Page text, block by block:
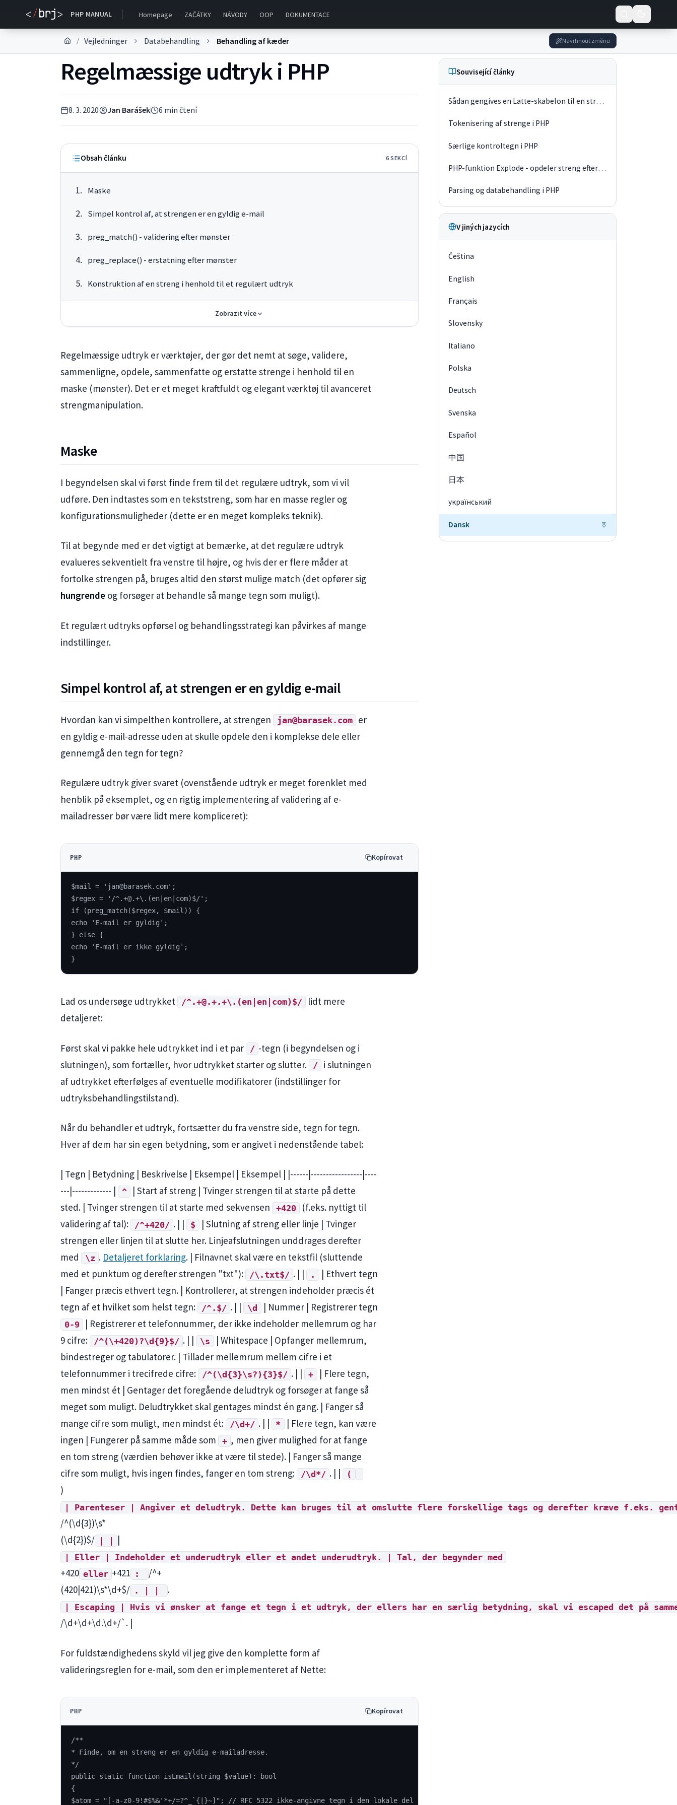
PHP MANUAL Homepage ZAČÁTKY NÁVODY OOP DOKUMENTACE
/ Vejledninger Databehandling Behandling af kæder Navrhnout změnu
Regelmæssige udtryk i PHP
8. 3. 2020 Jan Barášek 6 min čtení
Obsah článku 6 SEKCÍ
Maske
Simpel kontrol af, at strengen er en gyldig e-mail
preg_match() - validering efter mønster
preg_replace() - erstatning efter mønster
Konstruktion af en streng i henhold til et regulært udtryk
Zobrazit více
Regelmæssige udtryk er værktøjer, der gør det nemt at søge, validere,
sammenligne, opdele, sammenfatte og erstatte strenge i henhold til en
maske (mønster). Det er et meget kraftfuldt og elegant værktøj til avanceret
strengmanipulation.
Maske
I begyndelsen skal vi først finde frem til det regulære udtryk, som vi vil
udføre. Den indtastes som en tekststreng, som har en masse regler og
konfigurationsmuligheder (dette er en meget kompleks teknik).
Til at begynde med er det vigtigt at bemærke, at det regulære udtryk
evalueres sekventielt fra venstre til højre, og hvis der er flere måder at
fortolke strengen på, bruges altid den størst mulige match (det opfører sig
hungrende og forsøger at behandle så mange tegn som muligt).
Et regulært udtryks opførsel og behandlingsstrategi kan påvirkes af mange
indstillinger.
Simpel kontrol af, at strengen er en gyldig e-mail
Hvordan kan vi simpelthen kontrollere, at strengen jan@barasek.com
er
en gyldig e-mail-adresse uden at skulle opdele den i komplekse dele eller
gennemgå den tegn for tegn?
Regulære udtryk giver svaret (ovenstående udtryk er meget forenklet med
henblik på eksemplet, og en rigtig implementering af validering af e-
mailadresser bør være lidt mere kompliceret):
PHP Kopírovat
$mail = 'jan@barasek.com';
$regex = '/^.+@.+\.(en|en|com)$/';
if (preg_match($regex, $mail)) {
echo 'E-mail er gyldig';
} else {
echo 'E-mail er ikke gyldig';
}
Lad os undersøge udtrykket /^.+@.+.+\.(en|en|com)$/
lidt mere
detaljeret:
Først skal vi pakke hele udtrykket ind i et par / -tegn (i begyndelsen og i
slutningen), som fortæller, hvor udtrykket starter og slutter.
/
i slutningen
af udtrykket efterfølges af eventuelle modifikatorer (indstillinger for
udtryksbehandlingstilstand).
Når du behandler et udtryk, fortsætter du fra venstre side, tegn for tegn.
Hver af dem har sin egen betydning, som er angivet i nedenstående tabel:
| Tegn | Betydning | Beskrivelse | Eksempel | Eksempel | |------|-----------------|----
---|------------- |
^
| Start af streng | Tvinger strengen til at starte på dette
sted. | Tvinger strengen til at starte med sekvensen
+420
(f.eks. nyttigt til
validering af tal):
/^+420/ . | | $ | Slutning af streng eller linje | Tvinger
strengen eller linjen til at slutte her. Linjeafslutningen unddrages derefter
med
\z . Detaljeret forklaring. | Filnavnet skal være en tekstfil (sluttende
med et punktum og derefter strengen "txt"):
/\.txt$/ . | | . | Ethvert tegn
| Fanger præcis ethvert tegn. | Kontrollerer, at strengen indeholder præcis ét
tegn af et hvilket som helst tegn:
/^.$/ . | | \d | Nummer | Registrerer tegn
0-9
| Registrerer et telefonnummer, der ikke indeholder mellemrum og har
9 cifre:
/^(\+420)?\d{9}$/ . | | \s | Whitespace | Opfanger mellemrum,
bindestreger og tabulatorer. | Tillader mellemrum mellem cifre i et
telefonnummer i trecifrede cifre:
/^(\d{3}\s?){3}$/ . | | + | Flere tegn,
men mindst ét | Gentager det foregående deludtryk og forsøger at fange så
meget som muligt. Deludtrykket skal gentages mindst én gang. | Fanger så
mange cifre som muligt, men mindst ét:
/\d+/ . | | * | Flere tegn, kan være
ingen | Fungerer på samme måde som
+ , men giver mulighed for at fange
en tom streng (værdien behøver ikke at være til stede). | Fanger så mange
cifre som muligt, hvis ingen findes, fanger en tom streng:
/\d*/ . | | (
)
| Parenteser | Angiver et deludtryk. Dette kan bruges til at omslutte flere forskellige tags og derefter kræve f.eks.
/^(\d{3})\s*
(\d{2})$/
|
| Eller | Indeholder et underudtryk eller et andet underudtryk. | Tal, der begynder med
+420 eller +421 :
/^+
(420|421)\s*\d+$/ . | | .
| Escaping | Hvis vi ønsker at fange et tegn i et udtryk, der ellers har en særlig betydning, skal vi escaped det på
/\d+\d+\d.\d+/`. |
For fuldstændighedens skyld vil jeg give den komplette form af
valideringsreglen for e-mail, som den er implementeret af Nette:
PHP Kopírovat
/**
* Finde, om en streng er en gyldig e-mailadresse.
*/
public static function isEmail(string $value): bool
{
$atom = "[-a-z0-9!#$%&'*+/=?^_`{|}~]"; // RFC 5322 ikke-angivne tegn i den lokale del
Související články
Sådan gengives en Latte-skabelon til en streng
Tokenisering af strenge i PHP
Særlige kontroltegn i PHP
PHP-funktion Explode - opdeler streng efter separator
Parsing og databehandling i PHP
V jiných jazycích
Čeština
English
Français
Slovensky
Italiano
Polska
Deutsch
Svenska
Español
中国
日本
український
Dansk